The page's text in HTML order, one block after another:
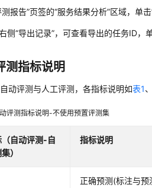
测报告”页签的“服务结果分析”区域，单
侧“导出记录”，可查看导出的任务ID，
测指标说明
动评测与人工评测，各指标说明如表1
评测指标说明-不使用预置评测集
自动评测-自
）
指标说明
正确预测(标注与